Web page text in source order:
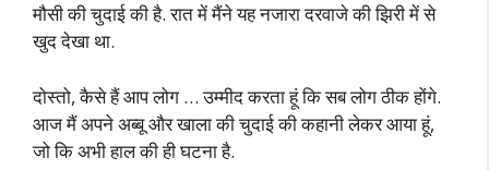
मौसी की चुदाई की है. रात में मैंने यह नजारा दरवाजे की झिरी में से
खुद देखा था.
दोस्तो, कैसे हैं आप लोग … उम्मीद करता हूं कि सब लोग ठीक होंगे.
आज मैं अपने अब्बू और खाला की चुदाई की कहानी लेकर आया हूं,
जो कि अभी हाल की ही घटना है.